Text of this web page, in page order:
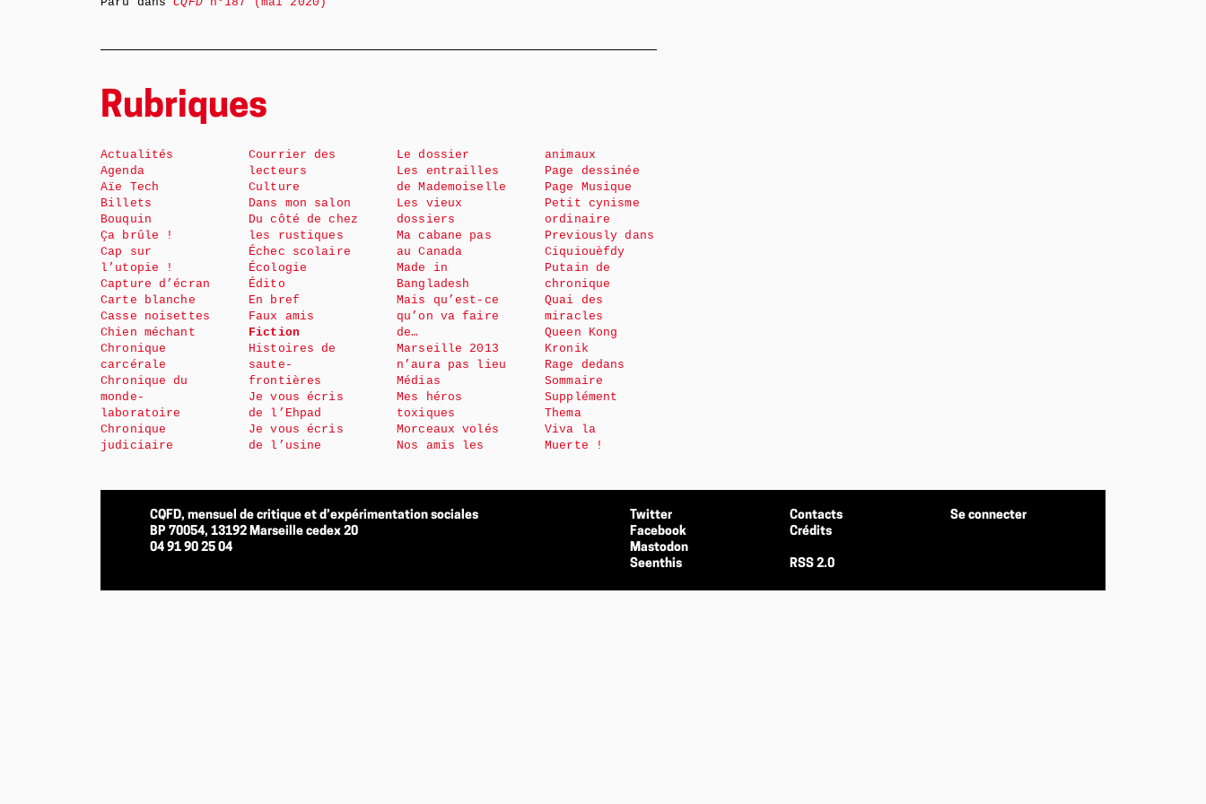
Rubriques
Actualités
Agenda
Aïe Tech
Billets
Bouquin
Ça brûle !
Cap sur
l’utopie !
Capture d’écran
Carte blanche
Casse noisettes
Chien méchant
Chronique
carcérale
Chronique du
monde-
laboratoire
Chronique
judiciaire
Courrier des
lecteurs
Culture
Dans mon salon
Du côté de chez
les rustiques
Échec scolaire
Écologie
Édito
En bref
Faux amis
Fiction
Histoires de
saute-
frontières
Je vous écris
de l’Ehpad
Je vous écris
de l’usine
Le dossier
Les entrailles
de Mademoiselle
Les vieux
dossiers
Ma cabane pas
au Canada
Made in
Bangladesh
Mais qu’est-ce
qu’on va faire
de…
Marseille 2013
n’aura pas lieu
Médias
Mes héros
toxiques
Morceaux volés
Nos amis les
animaux
Page dessinée
Page Musique
Petit cynisme
ordinaire
Previously dans
Ciquiouèfdy
Putain de
chronique
Quai des
miracles
Queen Kong
Kronik
Rage dedans
Sommaire
Supplément
Thema
Viva la
Muerte !
CQFD, mensuel de critique et d’expérimentation sociales
BP 70054, 13192 Marseille cedex 20
04 91 90 25 04
Twitter
Facebook
Mastodon
Seenthis
Contacts
Crédits
RSS 2.0
Se connecter